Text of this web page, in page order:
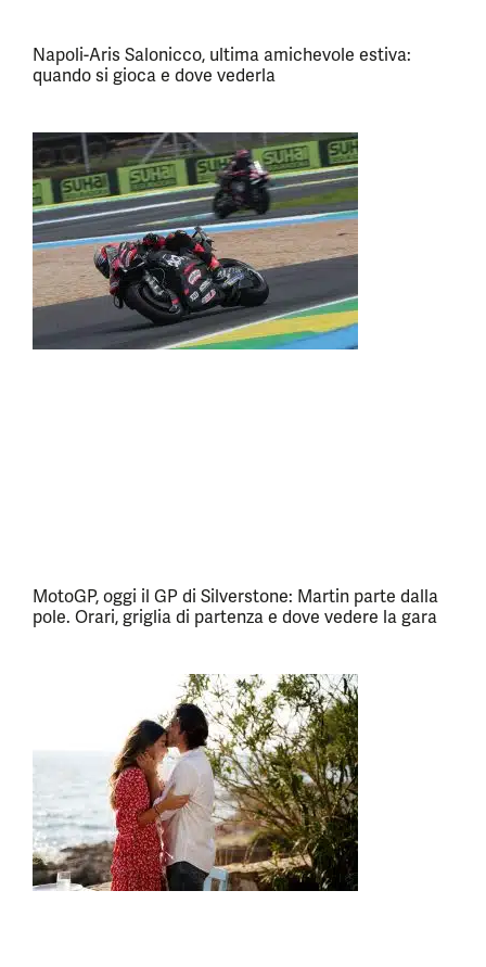
Napoli-Aris Salonicco, ultima amichevole estiva:
quando si gioca e dove vederla
MotoGP, oggi il GP di Silverstone: Martin parte dalla
pole. Orari, griglia di partenza e dove vedere la gara